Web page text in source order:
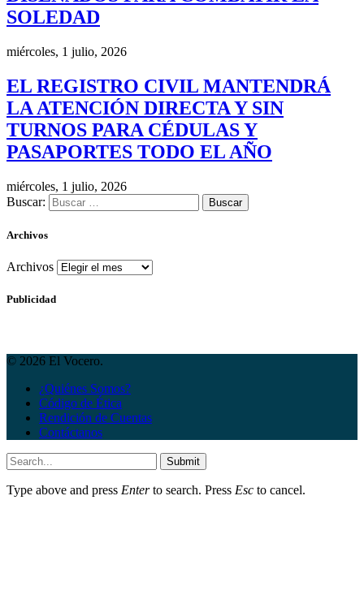
SOLEDAD
miércoles, 1 julio, 2026
EL REGISTRO CIVIL MANTENDRÁ
LA ATENCIÓN DIRECTA Y SIN
TURNOS PARA CÉDULAS Y
PASAPORTES TODO EL AÑO
miércoles, 1 julio, 2026
Buscar:
Archivos
Archivos
Publicidad
© 2026 El Vocero.
¿Quiénes Somos?
Código de Ética
Rendición de Cuentas
Contáctanos
Submit
Type above and press Enterto search. Press Esc to cancel.